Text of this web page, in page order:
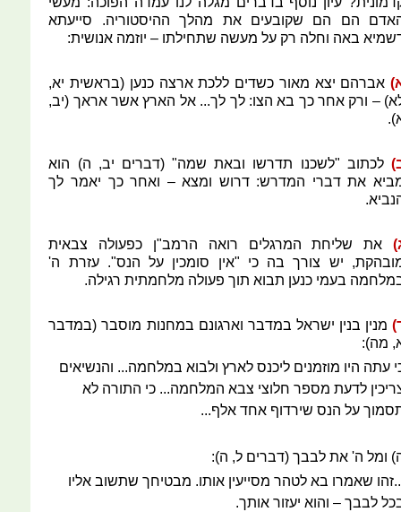
הם הם שקובעים את מהלך ההיסטוריה. סייעתא
באה וחלה רק על מעשה שתחילתו – יוזמה אנושית:
אברהם יצא מאור כשדים ללכת ארצה כנען (בראשית יא,
– ורק אחר כך בא הצו: לך לך... אל הארץ אשר אראך (יב,
לכתוב "לשכנו תדרשו ובאת שמה" (דברים יב, ה) הוא
את דברי המדרש: דרוש ומצא – ואחר כך יאמר לך
את שליחת המרגלים רואה הרמב"ן כפעולה צבאית
יש צורך בה כי "אין סומכין על הנס". עזרת ה'
בעמי כנען תבוא תוך פעולה מלחמתית רגילה.
מנין בנין ישראל במדבר וארגונם במחנות מוסבר (במדבר
מה):
עתה היו מוזמנים ליכנס לארץ ולבוא במלחמה... והנשיאים
לדעת מספר חלוצי צבא המלחמה... כי התורה לא
על הנס שירדוף אחד אלף...
ומל ה' את לבבך (דברים ל, ה):
שאמרו בא לטהר מסייעין אותו. מבטיחך שתשוב אליו
לבבך – והוא יעזור אותך.